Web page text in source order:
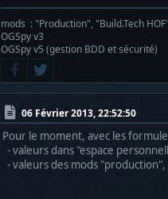
mods : "Production", "Build.Tech
OGSpy v3
OGSpy v5 (gestion BDD et sécurité)
06 Février 2013, 22:52:50
Pour le moment, avec les
- valeurs dans "espace
- valeurs des mods